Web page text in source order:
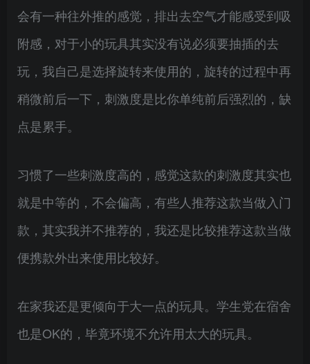
会有一种往外推的感觉，排出去空气才能感受到吸
附感，对于小的玩具其实没有说必须要抽插的去
玩，我自己是选择旋转来使用的，旋转的过程中再
稍微前后一下，刺激度是比你单纯前后强烈的，缺
点是累手。
习惯了一些刺激度高的，感觉这款的刺激度其实也
就是中等的，不会偏高，有些人推荐这款当做入门
款，其实我并不推荐的，我还是比较推荐这款当做
便携款外出来使用比较好。
在家我还是更倾向于大一点的玩具。学生党在宿舍
也是OK的，毕竟环境不允许用太大的玩具。